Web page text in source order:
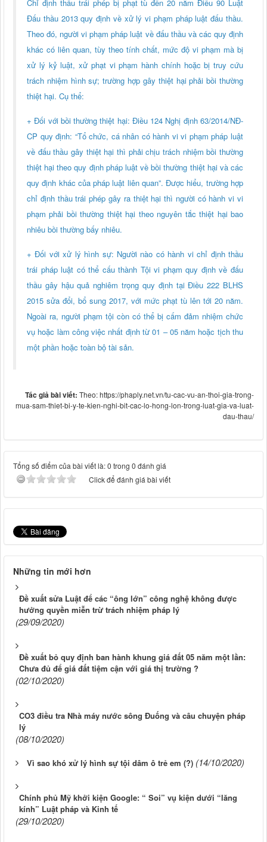
Chỉ định thầu trái phép bị phạt tù đến 20 năm Điều 90 Luật
Đấu thầu 2013 quy định về xử lý vi phạm pháp luật đấu thầu.
Theo đó, người vi phạm pháp luật về đấu thầu và các quy định
khác có liên quan, tùy theo tính chất, mức độ vi phạm mà bị
xử lý kỷ luật, xử phạt vi phạm hành chính hoặc bị truy cứu
trách nhiệm hình sự; trường hợp gây thiệt hại phải bồi thường
thiệt hại. Cụ thể:
+ Đối với bồi thường thiệt hại: Điều 124 Nghị định 63/2014/NĐ-
CP quy định: “Tổ chức, cá nhân có hành vi vi phạm pháp luật
về đấu thầu gây thiệt hại thì phải chịu trách nhiệm bồi thường
thiệt hại theo quy định pháp luật về bồi thường thiệt hại và các
quy định khác của pháp luật liên quan”. Được hiểu, trường hợp
chỉ định thầu trái phép gây ra thiệt hại thì người có hành vi vi
phạm phải bồi thường thiệt hại theo nguyên tắc thiệt hại bao
nhiêu bồi thường bấy nhiêu.
+ Đối với xử lý hình sự: Người nào có hành vi chỉ định thầu
trái pháp luật có thể cấu thành Tội vi phạm quy định về đấu
thầu gây hậu quả nghiêm trọng quy định tại Điều 222 BLHS
2015 sửa đổi, bổ sung 2017, với mức phạt tù lên tới 20 năm.
Ngoài ra, người phạm tội còn có thể bị cấm đảm nhiệm chức
vụ hoặc làm công việc nhất định từ 01 – 05 năm hoặc tịch thu
một phần hoặc toàn bộ tài sản.
Tác giả bài viết: Theo: https://phaply.net.vn/tu-cac-vu-an-thoi-gia-trong-
mua-sam-thiet-bi-y-te-kien-nghi-bit-cac-lo-hong-lon-trong-luat-gia-va-luat-
dau-thau/
Tổng số điểm của bài viết là: 0 trong 0 đánh giá
Click để đánh giá bài viết
Những tin mới hơn
Đề xuất sửa Luật để các “ông lớn” công nghệ không được
hưởng quyền miễn trừ trách nhiệm pháp lý
(29/09/2020)
Đề xuất bỏ quy định ban hành khung giá đất 05 năm một lần:
Chưa đủ để giá đất tiệm cận với giá thị trường ?
(02/10/2020)
CO3 điều tra Nhà máy nước sông Đuống và câu chuyện pháp
lý
(08/10/2020)
Vì sao khó xử lý hình sự tội dâm ô trẻ em (?) (14/10/2020)
Chính phủ Mỹ khởi kiện Google: “ Soi” vụ kiện dưới “lăng
kính” Luật pháp và Kinh tế
(29/10/2020)